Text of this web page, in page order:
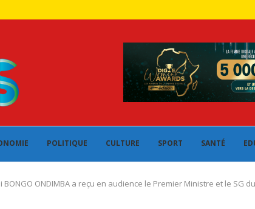
POLITIQUE CULTURE SPORT SANTÉ
BONGO ONDIMBA a reçu en audience le Premier Ministre et le SG